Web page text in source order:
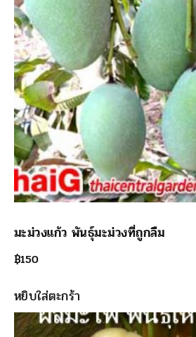
มะม่วงแก้ว พันธุ์มะม่วงที่ถูกลืม
฿150
หยิบใส่ตะกร้า